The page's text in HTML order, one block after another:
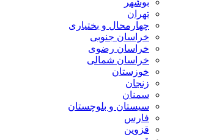
تهران
چهارمحال و بختیاری
خراسان جنوبی
خراسان رضوی
خراسان شمالی
خوزستان
زنجان
سمنان
سیستان و بلوچستان
فارس
قزوین